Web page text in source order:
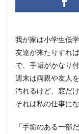
我が家は小学生低
友達が来たりすれ
で、手垢がかなり付
週末は両親や友人
汚れるけど、窓だ
それは私の仕事に
「手垢のある一部